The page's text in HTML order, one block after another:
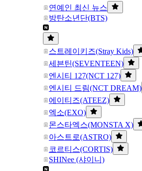
연예인 최신 뉴스
방탄소년단(BTS)
스트레이키즈(Stray Kids)
세븐틴(SEVENTEEN)
엔시티 127(NCT 127)
엔시티 드림(NCT DREAM)
에이티즈(ATEEZ)
엑소(EXO)
몬스타엑스(MONSTA X)
아스트로(ASTRO)
코르티스(CORTIS)
SHINee (샤이니)